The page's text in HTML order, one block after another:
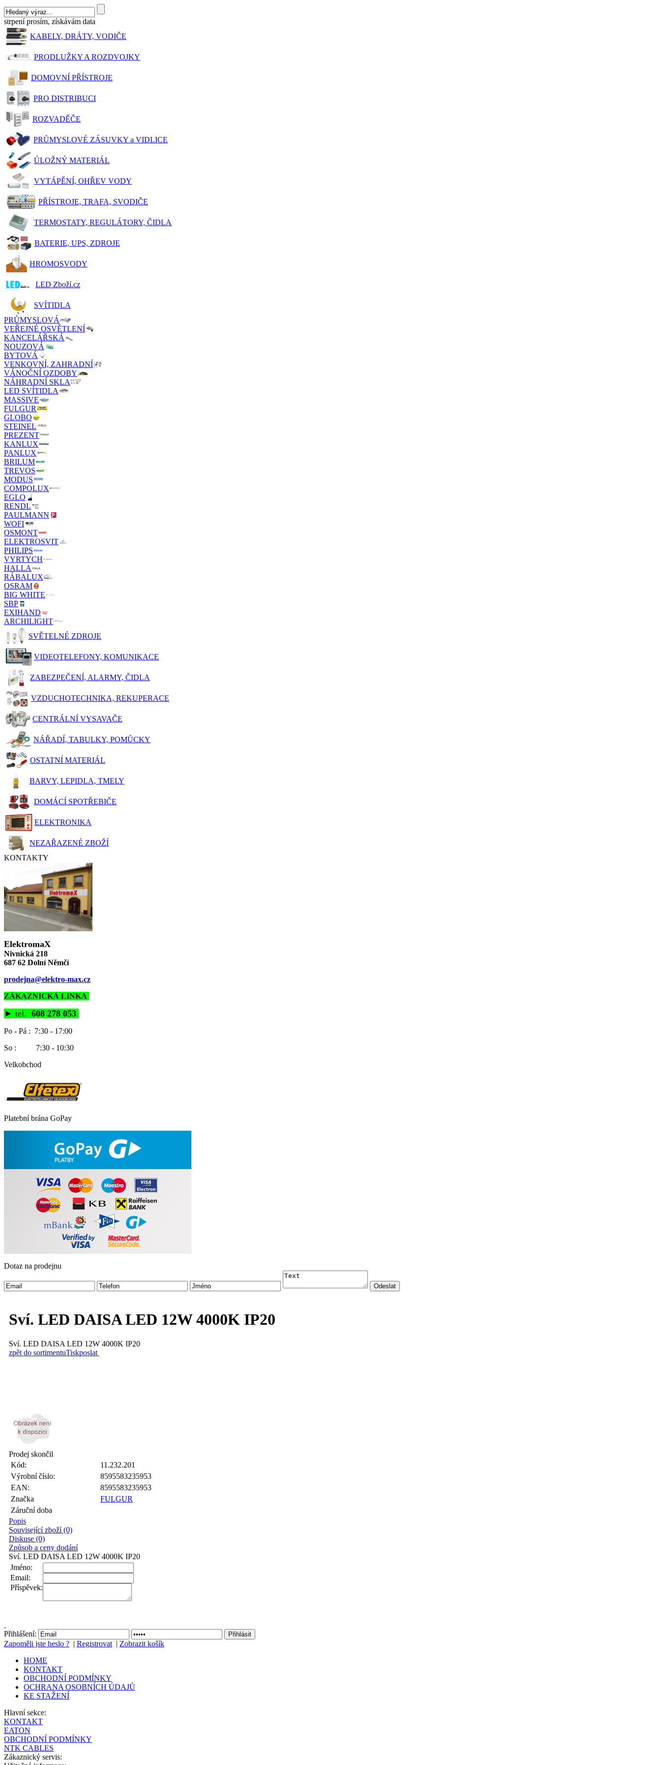
strpení prosím, získávám data
KABELY, DRÁTY, VODIČE
PRODLUŽKY A ROZDVOJKY
DOMOVNÍ PŘÍSTROJE
PRO DISTRIBUCI
ROZVADĚČE
PRŮMYSLOVÉ ZÁSUVKY a VIDLICE
ÚLOŽNÝ MATERIÁL
VYTÁPĚNÍ, OHŘEV VODY
PŘÍSTROJE, TRAFA, SVODIČE
TERMOSTATY, REGULÁTORY, ČIDLA
BATERIE, UPS, ZDROJE
HROMOSVODY
LED Zboží.cz
SVÍTIDLA
PRŮMYSLOVÁ
VEŘEJNÉ OSVĚTLENÍ
KANCELÁŘSKÁ
NOUZOVÁ
BYTOVÁ
VENKOVNÍ, ZAHRADNÍ
VÁNOČNÍ OZDOBY
NÁHRADNÍ SKLA
LED SVÍTIDLA
MASSIVE
FULGUR
GLOBO
STEINEL
PREZENT
KANLUX
PANLUX
BRILUM
TREVOS
MODUS
COMPOLUX
EGLO
RENDL
PAULMANN
WOFI
OSMONT
ELEKTROSVIT
PHILIPS
VYRTYCH
HALLA
RÁBALUX
OSRAM
BIG WHITE
SBP
EXIHAND
ARCHILIGHT
SVĚTELNÉ ZDROJE
VIDEOTELEFONY, KOMUNIKACE
ZABEZPEČENÍ, ALARMY, ČIDLA
VZDUCHOTECHNIKA, REKUPERACE
CENTRÁLNÍ VYSAVAČE
NÁŘADÍ, TABULKY, POMŮCKY
OSTATNÍ MATERIÁL
BARVY, LEPIDLA, TMELY
DOMÁCÍ SPOTŘEBIČE
ELEKTRONIKA
NEZAŘAZENÉ ZBOŽÍ
KONTAKTY
ElektromaX
Nivnická 218
687 62 Dolní Němčí
prodejna@elektro-max.cz
ZÁKAZNICKÁ LINKA
► tel. 608 278 053
Po - Pá : 7:30 - 17:00
So : 7:30 - 10:30
Velkobchod
Platební brána GoPay
Dotaz na prodejnu
Sví. LED DAISA LED 12W 4000K IP20
Sví. LED DAISA LED 12W 4000K IP20
zpět do sortimentuTiskposlat
Prodej skončil
Kód:
11.232.201
Výrobní číslo:
8595583235953
EAN:
8595583235953
Značka
FULGUR
Záruční doba
Popis
Související zboží (0)
Diskuse (0)
Způsob a ceny dodání
Sví. LED DAISA LED 12W 4000K IP20
Jméno:
Email:
Příspěvek:
Přihlášení:
Zapoměli jste heslo ? | Registrovat | Zobrazit košík
HOME
KONTAKT
OBCHODNÍ PODMÍNKY
OCHRANA OSOBNÍCH ÚDAJŮ
KE STAŽENÍ
Hlavní sekce:
KONTAKT
EATON
OBCHODNÍ PODMÍNKY
NTK CABLES
Zákaznický servis: